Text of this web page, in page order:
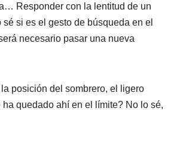
Responder con la lentitud de un
si es el gesto de búsqueda en el
necesario pasar una nueva
posición del sombrero, el ligero
quedado ahí en el límite? No lo sé,